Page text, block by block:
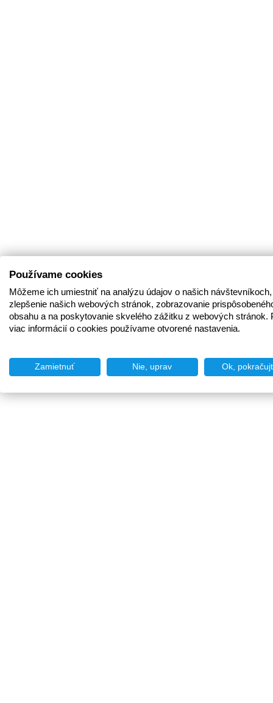
Používame cookies
Môžeme ich umiestniť na analýzu údajov o našich
zlepšenie našich webových stránok, zobrazovanie
obsahu a na poskytovanie skvelého zážitku z webových stránok.
viac informácií o cookies používame otvorené nastavenia.
Zamietnuť Nie, uprav Ok,